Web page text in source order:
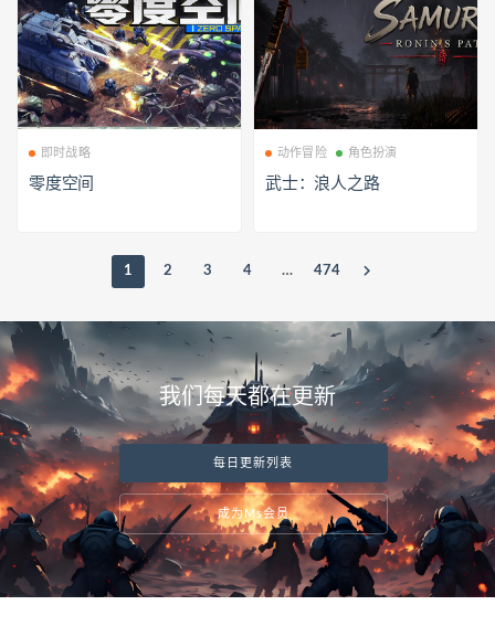
即时战略
零度空间
动作冒险 角色扮演
武士：浪人之路
1 2 3 4 … 474
我们每天都在更新
每日更新列表
成为Ms会员